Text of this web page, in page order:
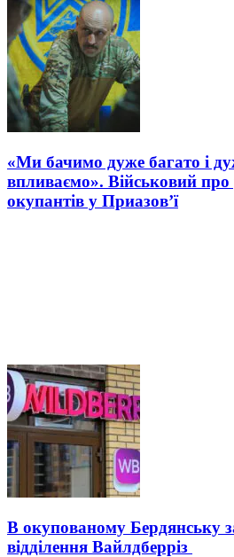
«Ми бачимо дуже багато і
впливаємо». Військовий
окупантів у Приазов’ї
В окупованому Бердянську
відділення Вайлдберріз